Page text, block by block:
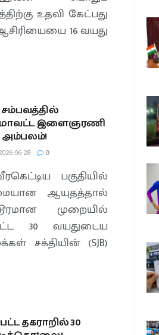
உதவி கேட்பது
16 வயது
மாவட்ட இளைஞரணி
06-28 0
பகுதியில்
ஆயுதத்தால்
முறையில்
30 வயதுடைய
சக்தியின் (SJB)
தகராறில் 30